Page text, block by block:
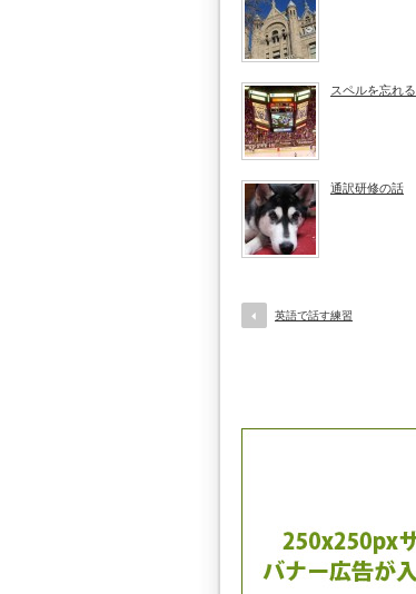
スペルを忘れる
通訳研修の話
英語で話す練習